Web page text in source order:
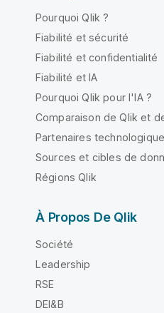
Pourquoi Qlik ?
Fiabilité et sécurité
Fiabilité et confidentialité
Fiabilité et IA
Pourquoi Qlik pour l'IA ?
Comparaison de Qlik et
Partenaires
Sources et cibles de
Régions Qlik
À Propos De Qlik
Société
Leadership
RSE
DEI&B